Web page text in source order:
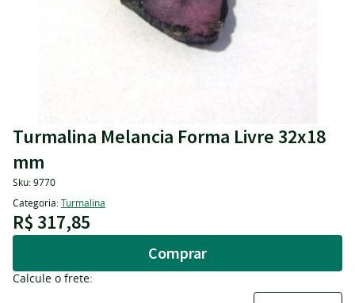
Turmalina Melancia Forma Livre 32x18
mm
Sku:9770
Categoria:Turmalina
R$ 317,85
Comprar
Calcule o frete: